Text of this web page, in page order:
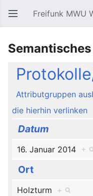
Hauptmenü öffnen Freifunk MWU
Attributgruppen
die hierhin verlinken
Datum
16. Januar 2014 +
Ort
Holzturm +